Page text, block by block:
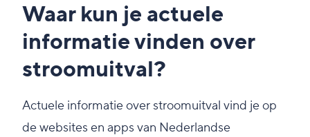
Waar kun je actuele
informatie vinden over
stroomuitval?
Actuele informatie over stroomuitval vind je op
de websites en apps van Nederlandse